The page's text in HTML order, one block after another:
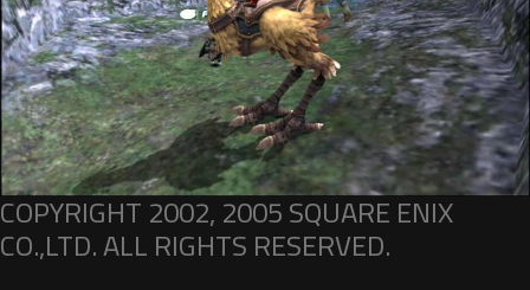
COPYRIGHT 2002, 2005 SQUARE ENIX
CO.,LTD. ALL RIGHTS RESERVED.